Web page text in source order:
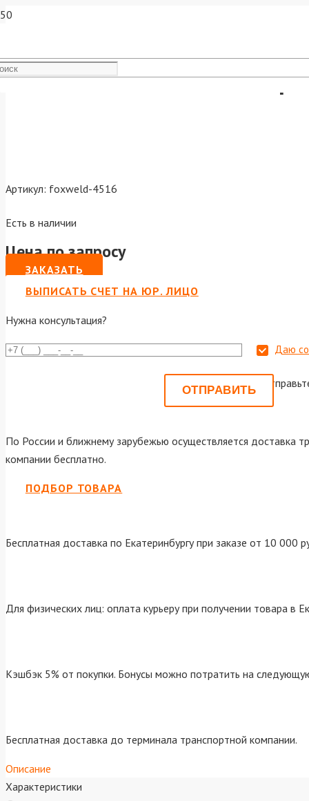
Наконечник М6х25х1.0
Артикул: foxweld-4516
Есть в наличии
Цена по запросу
ЗАКАЗАТЬ
ВЫПИСАТЬ СЧЕТ НА ЮР. ЛИЦО
Нужна консультация?
Даю
Или
По России и ближнему зарубежью осуществляется доставка
компании бесплатно.
ПОДБОР ТОВАРА
Бесплатная доставка по Екатеринбургу при заказе от 10 000
Для физических лиц: оплата курьеру при получении товара в
Кэшбэк 5% от покупки. Бонусы можно потратить на
Бесплатная доставка до терминала транспортной компании.
Описание
Характеристики